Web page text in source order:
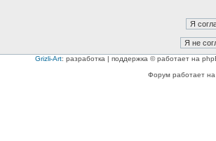
Grizli-Art: разработка | поддержка © работает на
Форум работает